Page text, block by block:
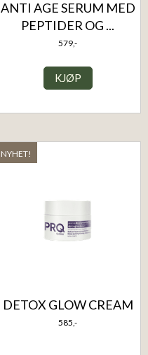
ANTI AGE SERUM MED
PEPTIDER OG ...
579,-
KJØP
NYHET!
DETOX GLOW CREAM
585,-